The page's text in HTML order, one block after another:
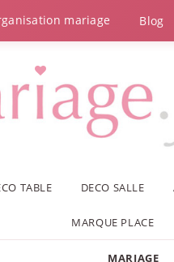
mariage Blog
TABLE DECO SALLE
MARQUE PLACE
MARIAGE